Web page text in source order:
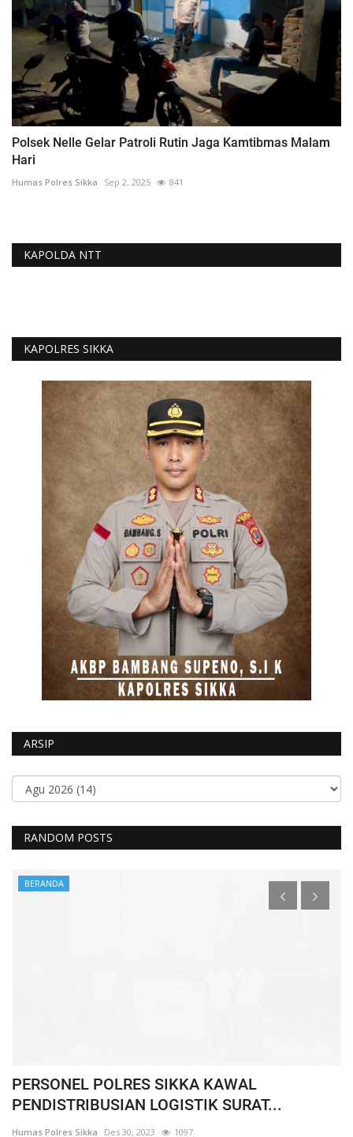
Polsek Nelle Gelar Patroli Rutin Jaga Kamtibmas Malam
Hari
Humas Polres Sikka Sep 2, 2025 841
KAPOLDA NTT
KAPOLRES SIKKA
ARSIP
RANDOM POSTS
BERANDA
PERSONEL POLRES SIKKA KAWAL
PENDISTRIBUSIAN LOGISTIK SURAT...
Humas Polres Sikka Des 30, 2023 1097